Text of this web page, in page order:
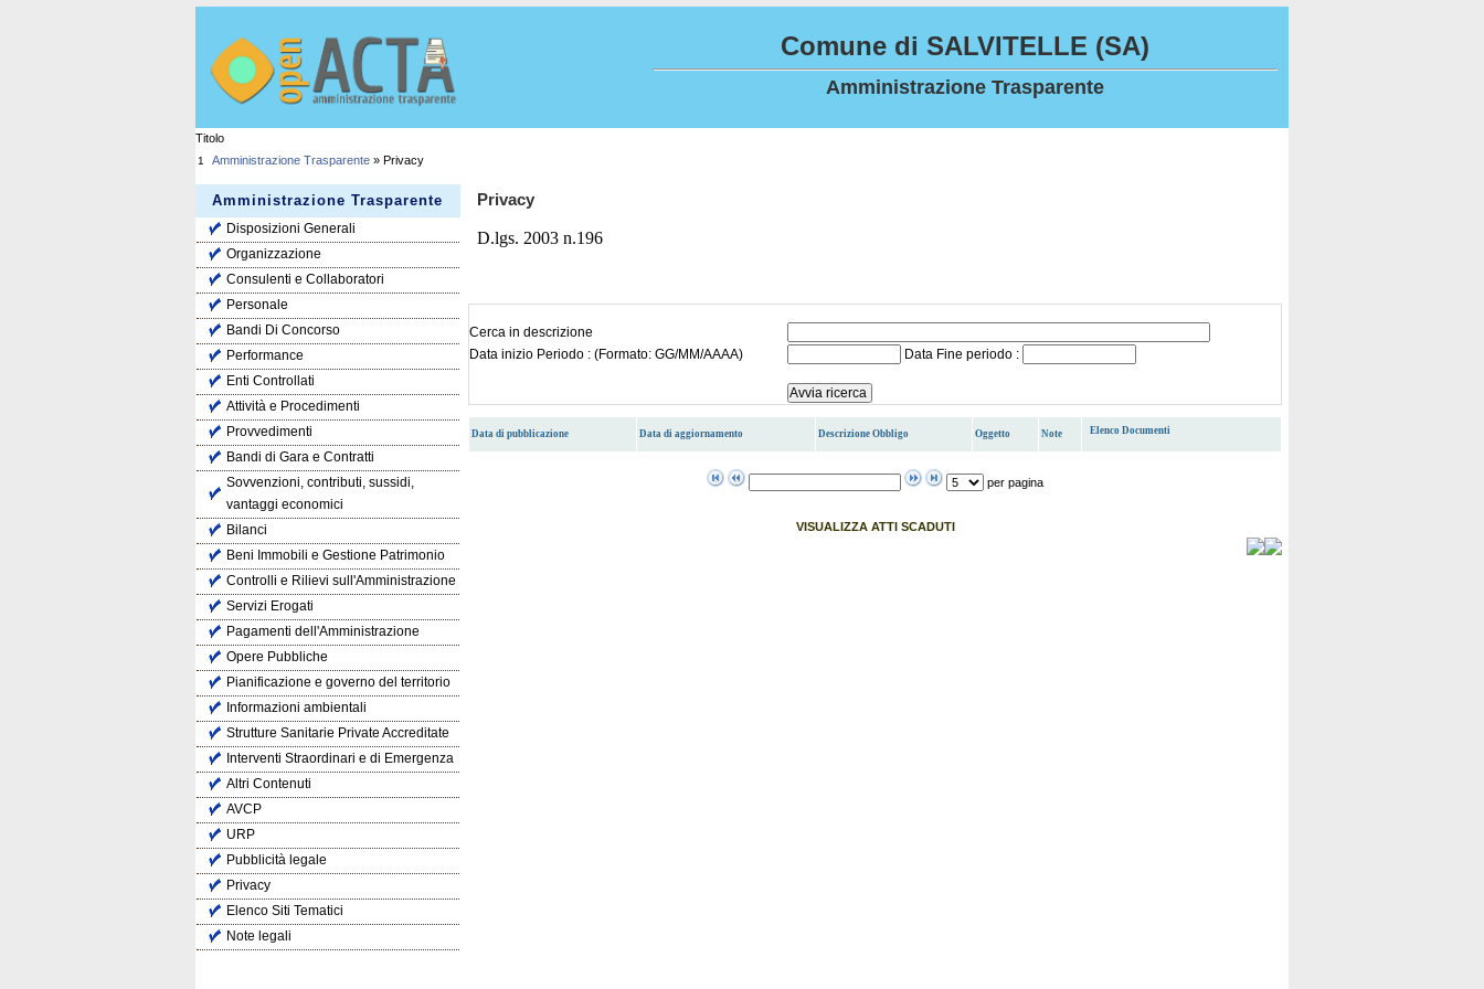
Comune di SALVITELLE (SA)
Amministrazione Trasparente
Titolo
1 Amministrazione Trasparente » Privacy
Privacy
D.lgs. 2003 n.196
Cerca in descrizione
Data inizio Periodo : (Formato: GG/MM/AAAA)
Data Fine periodo :
Data di pubblicazione Data di aggiornamento Descrizione Obbligo Oggetto Note Elenco Documenti
per pagina
VISUALIZZA ATTI SCADUTI
Amministrazione Trasparente
Disposizioni Generali
Organizzazione
Consulenti e Collaboratori
Personale
Bandi Di Concorso
Performance
Enti Controllati
Attività e Procedimenti
Provvedimenti
Bandi di Gara e Contratti
Sovvenzioni, contributi, sussidi,
vantaggi economici
Bilanci
Beni Immobili e Gestione Patrimonio
Controlli e Rilievi sull'Amministrazione
Servizi Erogati
Pagamenti dell'Amministrazione
Opere Pubbliche
Pianificazione e governo del territorio
Informazioni ambientali
Strutture Sanitarie Private Accreditate
Interventi Straordinari e di Emergenza
Altri Contenuti
AVCP
URP
Pubblicità legale
Privacy
Elenco Siti Tematici
Note legali